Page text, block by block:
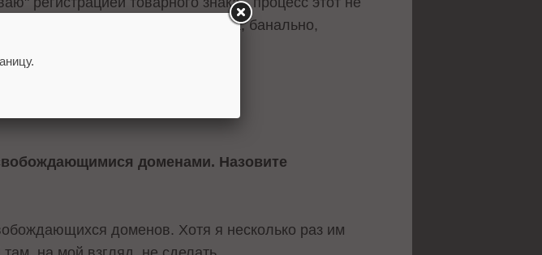
35 т.р.Добавлю, что возможна, банально,
доменами. Назовите
доменов. Хотя я несколько раз им